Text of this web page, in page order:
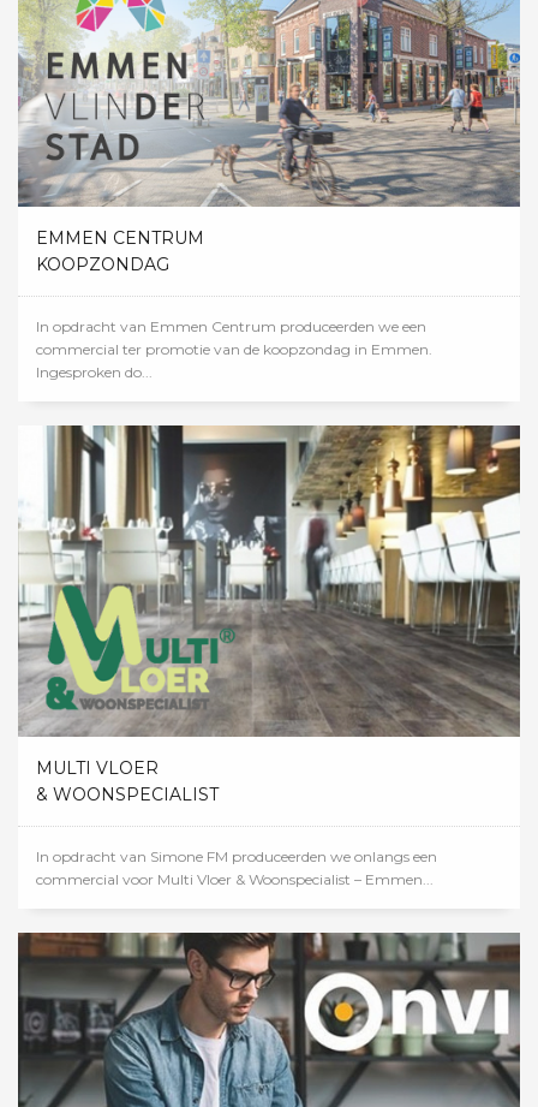
EMMEN CENTRUM
KOOPZONDAG
In opdracht van Emmen Centrum produceerden we een
commercial ter promotie van de koopzondag in Emmen.
Ingesproken do...
MULTI VLOER
& WOONSPECIALIST
In opdracht van Simone FM produceerden we onlangs een
commercial voor Multi Vloer & Woonspecialist – Emmen...